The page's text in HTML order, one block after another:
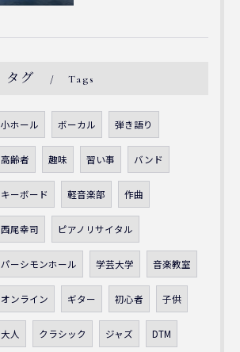
タグ Tags
小ホール ボーカル 弾き語り
高齢者 趣味 習い事 バンド
キーボード 軽音楽部 作曲
西尾幸司 ピアノリサイタル
パーシモンホール 学芸大学 音楽教室
オンライン ギター 初心者 子供
大人 クラシック ジャズ DTM